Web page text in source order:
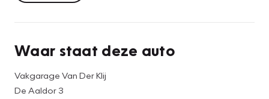
Waar staat deze auto
Vakgarage Van Der Klij
De Aaldor 3